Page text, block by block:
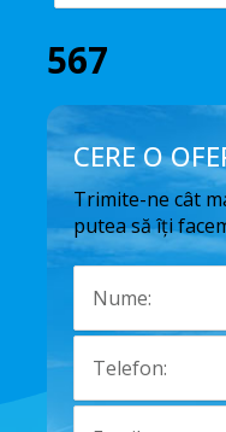
567
CERE O
Trimite-ne cât
putea să îți